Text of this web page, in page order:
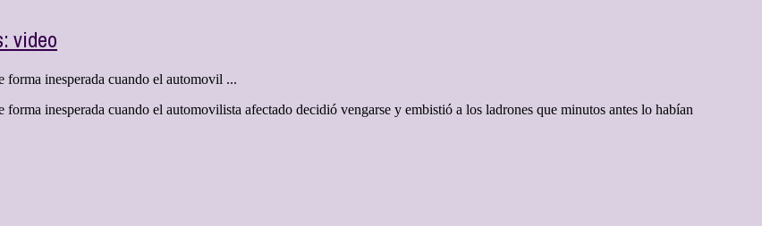
video
forma inesperada cuando el automovil ...
inesperada cuando el automovilista afectado decidió vengarse y embistió a los ladrones que minutos antes lo habían